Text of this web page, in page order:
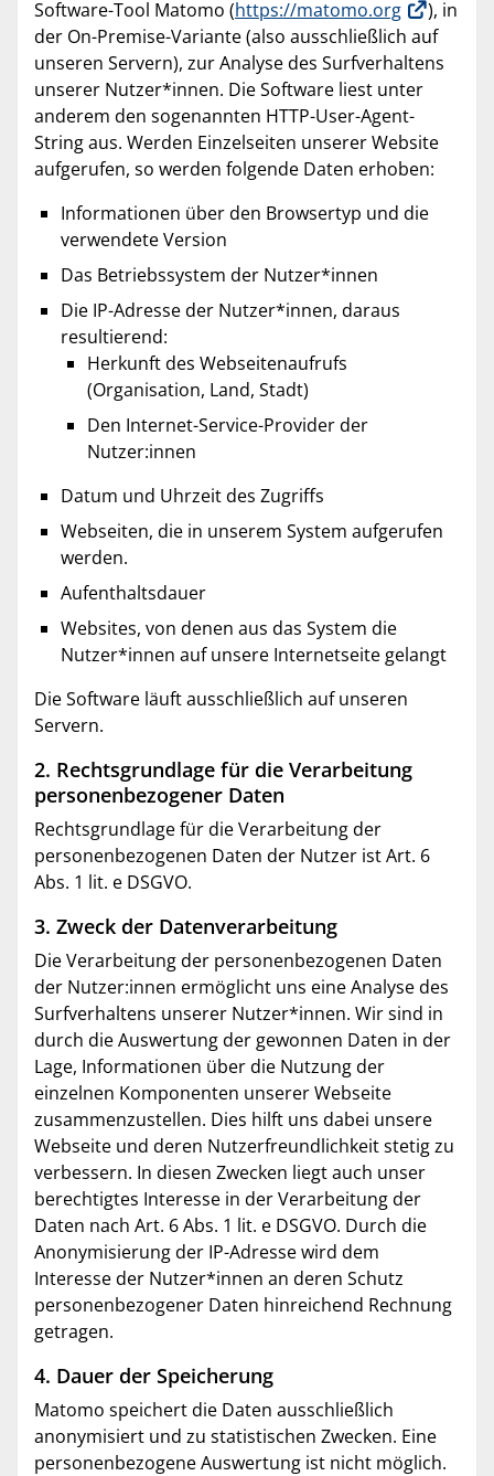
Software-Tool Matomo (https://matomo.org
), in
der On-Premise-Variante (also ausschließlich auf
unseren Servern), zur Analyse des Surfverhaltens
unserer Nutzer*innen. Die Software liest unter
anderem den sogenannten HTTP-User-Agent-
String aus. Werden Einzelseiten unserer Website
aufgerufen, so werden folgende Daten erhoben:
Informationen über den Browsertyp und die
verwendete Version
Das Betriebssystem der Nutzer*innen
Die IP-Adresse der Nutzer*innen, daraus
resultierend:
Herkunft des Webseitenaufrufs
(Organisation, Land, Stadt)
Den Internet-Service-Provider der
Nutzer:innen
Datum und Uhrzeit des Zugriffs
Webseiten, die in unserem System aufgerufen
werden.
Aufenthaltsdauer
Websites, von denen aus das System die
Nutzer*innen auf unsere Internetseite gelangt
Die Software läuft ausschließlich auf unseren
Servern.
2. Rechtsgrundlage für die Verarbeitung
personenbezogener Daten
Rechtsgrundlage für die Verarbeitung der
personenbezogenen Daten der Nutzer ist Art. 6
Abs. 1 lit. e DSGVO.
3. Zweck der Datenverarbeitung
Die Verarbeitung der personenbezogenen Daten
der Nutzer:innen ermöglicht uns eine Analyse des
Surfverhaltens unserer Nutzer*innen. Wir sind in
durch die Auswertung der gewonnen Daten in der
Lage, Informationen über die Nutzung der
einzelnen Komponenten unserer Webseite
zusammenzustellen. Dies hilft uns dabei unsere
Webseite und deren Nutzerfreundlichkeit stetig zu
verbessern. In diesen Zwecken liegt auch unser
berechtigtes Interesse in der Verarbeitung der
Daten nach Art. 6 Abs. 1 lit. e DSGVO. Durch die
Anonymisierung der IP-Adresse wird dem
Interesse der Nutzer*innen an deren Schutz
personenbezogener Daten hinreichend Rechnung
getragen.
4. Dauer der Speicherung
Matomo speichert die Daten ausschließlich
anonymisiert und zu statistischen Zwecken. Eine
personenbezogene Auswertung ist nicht möglich.